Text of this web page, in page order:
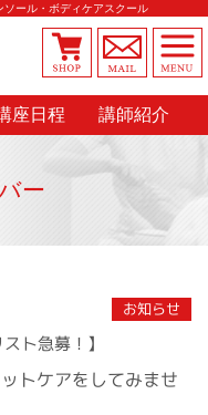
ール・ボディケアスクール
座日程 講師紹介
ー
お知らせ
ト急募！】
トケアをしてみませ